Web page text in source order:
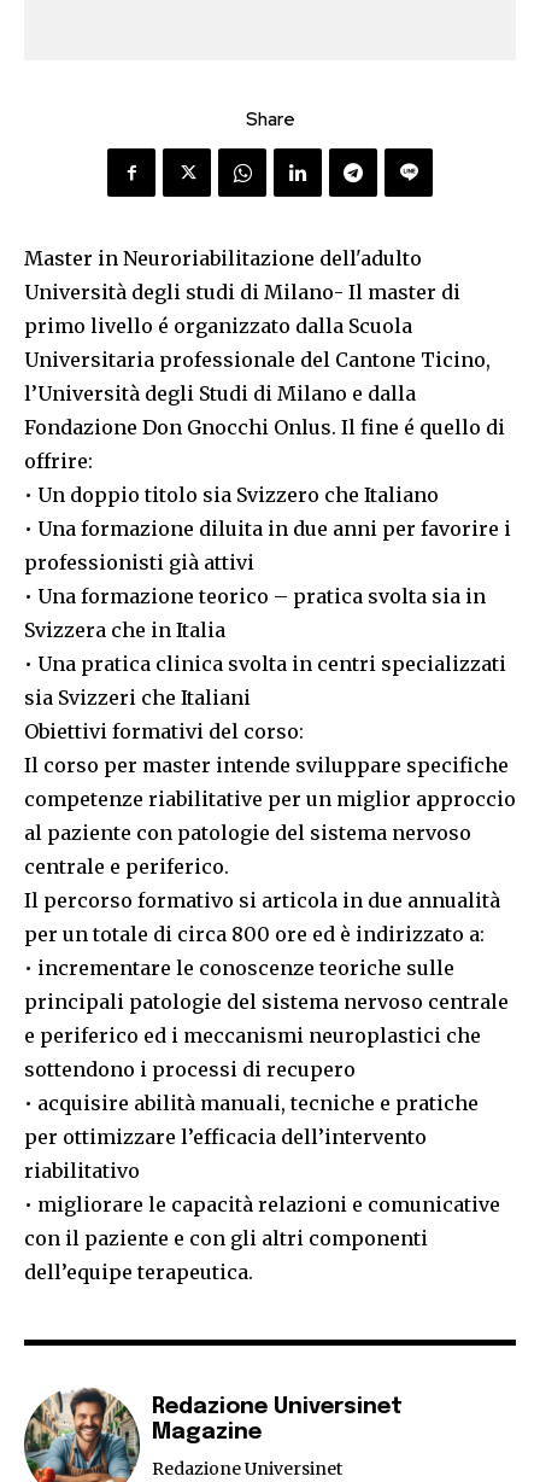
Share
Master in Neuroriabilitazione dell'adulto
Università degli studi di Milano- Il master di
primo livello é organizzato dalla Scuola
Universitaria professionale del Cantone Ticino,
l’Università degli Studi di Milano e dalla
Fondazione Don Gnocchi Onlus. Il fine é quello di
offrire:
• Un doppio titolo sia Svizzero che Italiano
• Una formazione diluita in due anni per favorire i
professionisti già attivi
• Una formazione teorico – pratica svolta sia in
Svizzera che in Italia
• Una pratica clinica svolta in centri specializzati
sia Svizzeri che Italiani
Obiettivi formativi del corso:
Il corso per master intende sviluppare specifiche
competenze riabilitative per un miglior approccio
al paziente con patologie del sistema nervoso
centrale e periferico.
Il percorso formativo si articola in due annualità
per un totale di circa 800 ore ed è indirizzato a:
• incrementare le conoscenze teoriche sulle
principali patologie del sistema nervoso centrale
e periferico ed i meccanismi neuroplastici che
sottendono i processi di recupero
• acquisire abilità manuali, tecniche e pratiche
per ottimizzare l’efficacia dell’intervento
riabilitativo
• migliorare le capacità relazioni e comunicative
con il paziente e con gli altri componenti
dell’equipe terapeutica.
Redazione Universinet
Magazine
Redazione Universinet